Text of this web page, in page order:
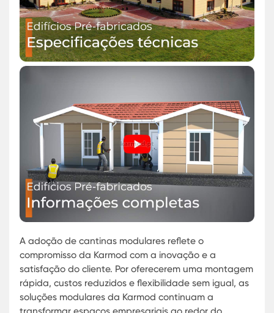
o espaço e garantindo o conforto dos
Os Escritórios Pré-Fabricados completam a
produtos modulares, oferecendo locais de
práticos e bem equipados, que podem ser
customizados de acordo com as necessidades